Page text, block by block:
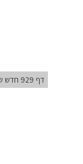
דף 929 חדש שלי